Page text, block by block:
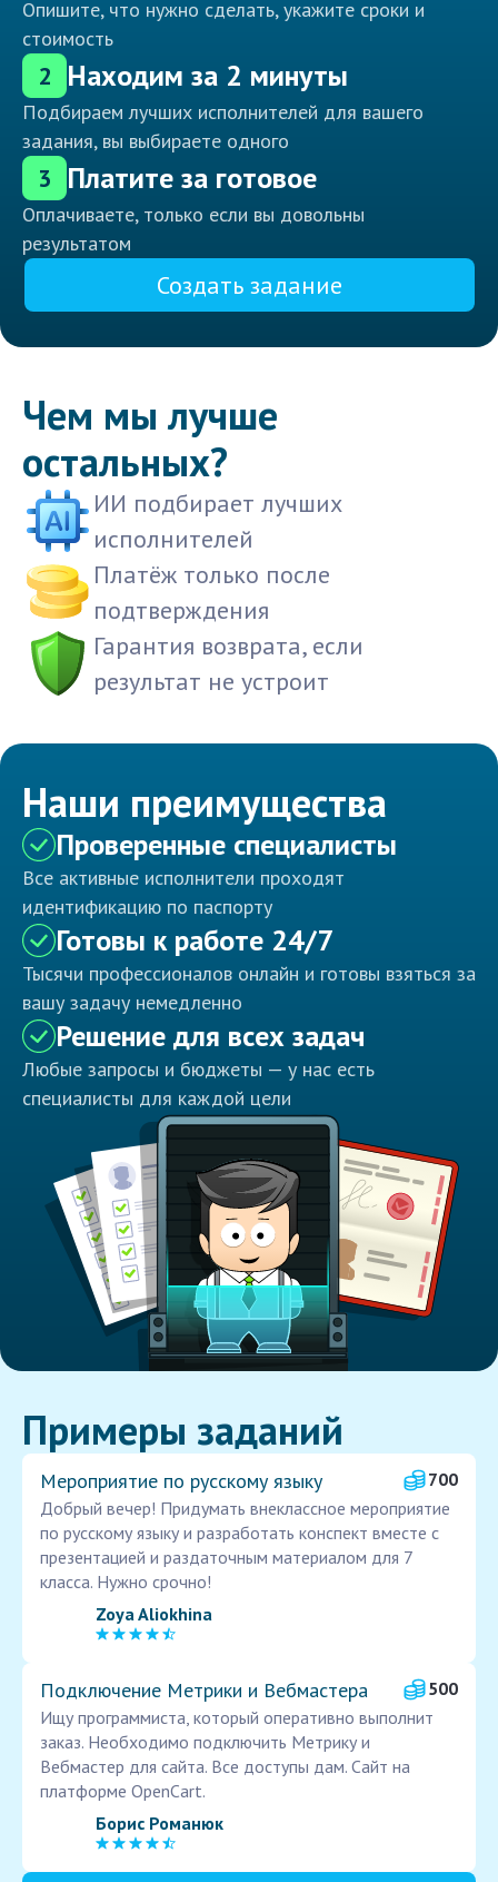
Опишите, что нужно сделать, укажите сроки и
стоимость
2 Находим за 2 минуты
Подбираем лучших исполнителей для вашего
задания, вы выбираете одного
3 Платите за готовое
Оплачиваете, только если вы довольны
результатом
Создать задание
Чем мы лучше
остальных?
ИИ подбирает лучших
исполнителей
Платёж только после
подтверждения
Гарантия возврата, если
результат не устроит
Наши преимущества
Проверенные специалисты
Все активные исполнители проходят
идентификацию по паспорту
Готовы к работе 24/7
Тысячи профессионалов онлайн и готовы взяться за
вашу задачу немедленно
Решение для всех задач
Любые запросы и бюджеты — у нас есть
специалисты для каждой цели
Примеры заданий
Мероприятие по русскому языку
700
Добрый вечер! Придумать внеклассное мероприятие
по русскому языку и разработать конспект вместе с
презентацией и раздаточным материалом для 7
класса. Нужно срочно!
Zoya Aliokhina
Подключение Метрики и Вебмастера
500
Ищу программиста, который оперативно выполнит
заказ. Необходимо подключить Метрику и
Вебмастер для сайта. Все доступы дам. Сайт на
платформе OpenCart.
Борис Романюк